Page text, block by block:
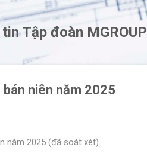
Tập đoàn MGROUP
niên năm 2025
năm 2025 (đã soát xét).